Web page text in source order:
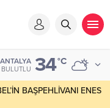
ANTALYA
BULUTLU 34°C
BAŞPEHLİVANI ENES